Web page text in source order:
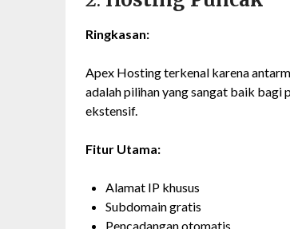
Ringkasan:
Apex Hosting terkenal karena
adalah pilihan yang sangat baik bagi
ekstensif.
Fitur Utama:
Alamat IP khusus
Subdomain gratis
Pencadangan otomatis